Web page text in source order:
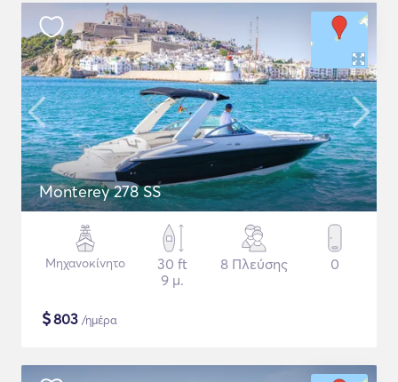
Monterey 278 SS
Μηχανοκίνητο
30 ft
9 μ.
8 Πλεύσης 0
$803 /ημέρα